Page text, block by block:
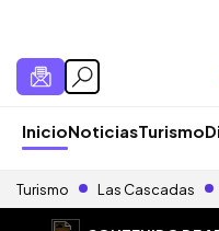
InicioNoticiasTurismo
Turismo Las Cascadas